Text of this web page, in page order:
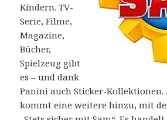
Kindern. TV-
Serie, Filme,
Magazine,
Bücher,
Spielzeug gibt
es – und dank
Panini auch Sticker-Kollektionen.
kommt eine weitere hinzu, mit